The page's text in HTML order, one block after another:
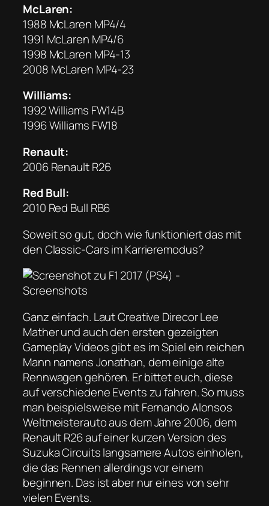
McLaren:
1988 McLaren MP4/4
1991 McLaren MP4/6
1998 McLaren MP4-13
2008 McLaren MP4-23
Williams:
1992 Williams FW14B
1996 Williams FW18
Renault:
2006 Renault R26
Red Bull:
2010 Red Bull RB6
Soweit so gut, doch wie funktioniert das mit
den Classic-Cars im Karrieremodus?
Ganz einfach. Laut Creative Direcor Lee
Mather und auch den ersten gezeigten
Gameplay Videos gibt es im Spiel ein reichen
Mann namens Jonathan, dem einige alte
Rennwagen gehören. Er bittet euch, diese
auf verschiedene Events zu fahren. So muss
man beispielsweise mit Fernando Alonsos
Weltmeisterauto aus dem Jahre 2006, dem
Renault R26 auf einer kurzen Version des
Suzuka Circuits langsamere Autos einholen,
die das Rennen allerdings vor einem
beginnen. Das ist aber nur eines von sehr
vielen Events.